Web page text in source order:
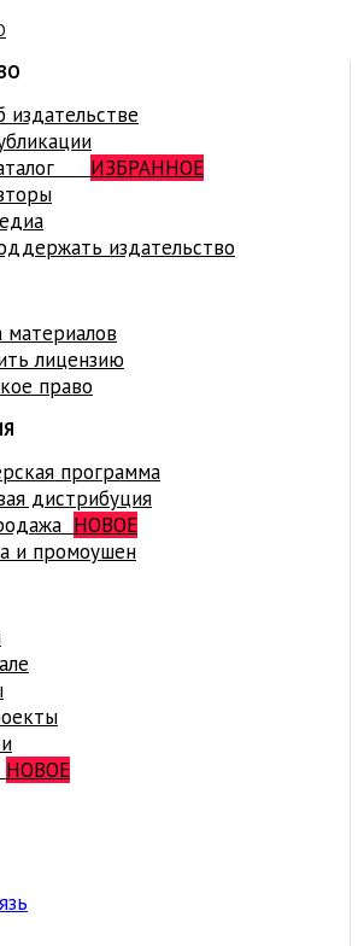
издательстве
ИЗБРАННОЕ
издательство
лицензию
право
программа
дистрибуция
НОВОЕ
и промоушен
НОВОЕ